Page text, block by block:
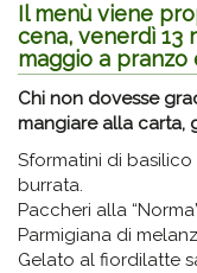
Il menù viene
cena, venerdì 13
maggio a pranzo
Chi non dovesse
mangiare alla carta,
Sformatini di
burrata.
Paccheri alla
Parmigiana di
Gelato al fiordilatte